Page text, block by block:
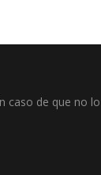
caso de que no